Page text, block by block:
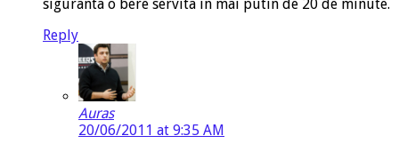
siguranta o bere servita in mai putin de 20 de minute.
Reply
Auras
20/06/2011 at 9:35 AM